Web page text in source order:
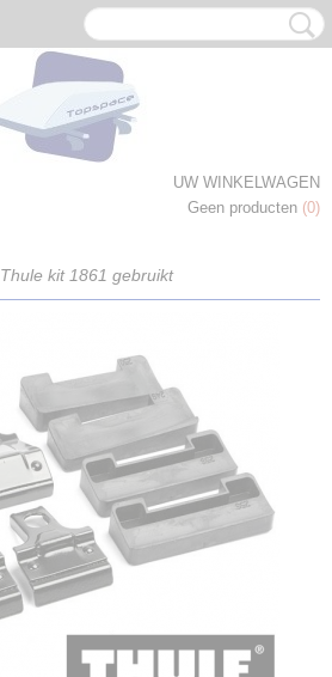
UW WINKELWAGEN
Geen producten (0)
Thule kit 1861 gebruikt